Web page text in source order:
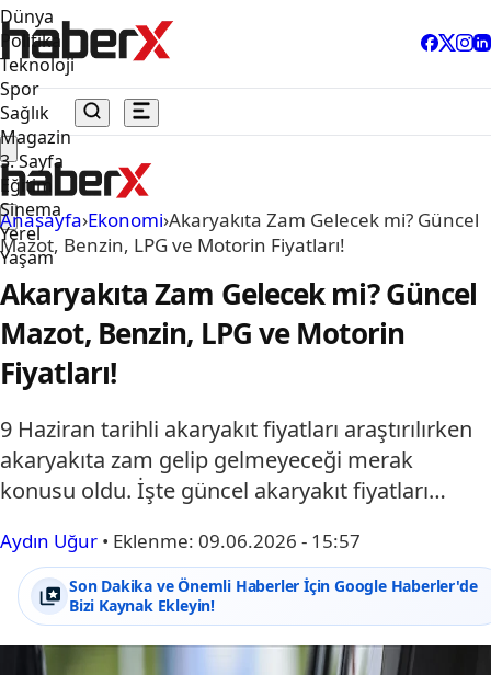
Dünya
Politika
Teknoloji
Spor
Sağlık
Magazin
3. Sayfa
Eğitim
Sinema
Yerel
Yaşam
Anasayfa›Ekonomi›Akaryakıta Zam Gelecek mi? Güncel
Mazot, Benzin, LPG ve Motorin Fiyatları!
Akaryakıta Zam Gelecek mi? Güncel
Mazot, Benzin, LPG ve Motorin
Fiyatları!
9 Haziran tarihli akaryakıt fiyatları araştırılırken
akaryakıta zam gelip gelmeyeceği merak
konusu oldu. İşte güncel akaryakıt fiyatları…
Aydın Uğur • Eklenme: 09.06.2026 - 15:57
Son Dakika ve Önemli Haberler İçin Google Haberler'de
Bizi Kaynak Ekleyin!